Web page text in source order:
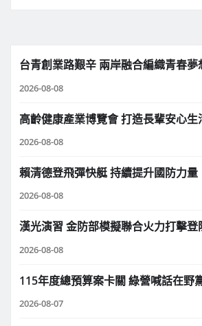
台青創業路艱辛 兩岸融合編織青春夢
2026-08-08
高齡健康產業博覽會 打造長輩安心
2026-08-08
賴清德登飛彈快艇 持續提升國防力量
2026-08-08
漢光演習 金防部模擬聯合火力打擊登
2026-08-08
115年度總預算案卡關 綠營喊話在野
2026-08-07